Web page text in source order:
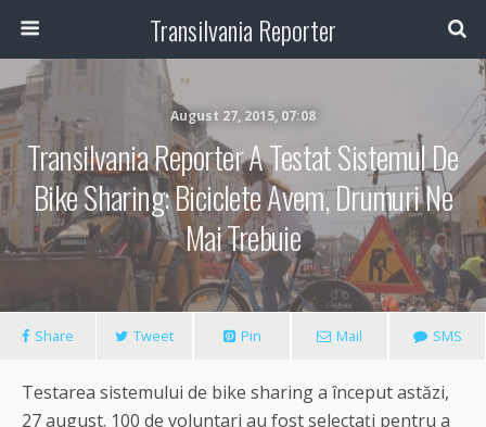
Transilvania Reporter
August 27, 2015, 07:08
Transilvania Reporter A Testat Sistemul De
Bike Sharing: Biciclete Avem, Drumuri Ne
Mai Trebuie
Share Tweet Pin Mail SMS
Testarea sistemului de bike sharing a început astăzi,
27 august. 100 de voluntari au fost selectați pentru a